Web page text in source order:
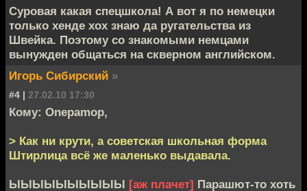
Суровая какая спецшкола! А вот я по немецки
только хенде хох знаю да ругательства из
Швейка. Поэтому со знакомыми немцами
вынужден общаться на скверном английском.
Игорь Сибирский »
#4 | 27.02.10 17:30
Кому: Onepamop,
> Как ни крути, а советская школьная форма
Штирлица всё же маленько выдавала.
ЫЫЫЫЫЫЫЫЫЫ [аж плачет] Парашют-то хоть